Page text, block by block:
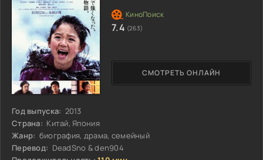
Год выпуска: 2013
Страна: Китай, Япония
Жанр: биография, драма, семейный
Перевод: DeadSno & den904
СМОТРЕТЬ ОНЛАЙН
7.4 (263)